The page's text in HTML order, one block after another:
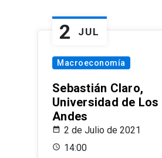
2 JUL
Macroeconomía
Sebastián Claro,
Universidad de Los
Andes
2 de Julio de 2021
14:00